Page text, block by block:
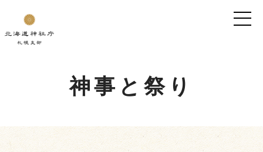
神事と祭り